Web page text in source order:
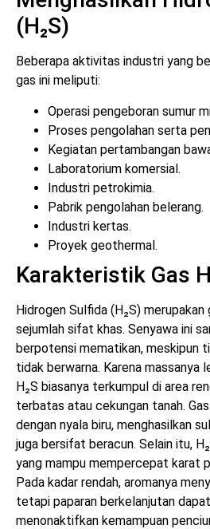
(H₂S)
Beberapa aktivitas industri yang
gas ini meliputi:
Operasi pengeboran sumur
Proses pengolahan serta
Kegiatan pertambangan
Laboratorium komersial.
Industri petrokimia.
Pabrik pengolahan belerang.
Industri kertas.
Proyek geothermal.
Karakteristik Gas
Hidrogen Sulfida (H₂S)
sejumlah sifat khas. Senyawa ini
berpotensi mematikan, meskipun
tidak berwarna. Karena massanya
H₂S biasanya terkumpul di area
terbatas atau cekungan tanah.
dengan nyala biru, menghasilkan
juga bersifat beracun. Selain itu,
yang mampu mempercepat karat
Pada kadar rendah, aromanya
tetapi paparan berkelanjutan
menonaktifkan kemampuan